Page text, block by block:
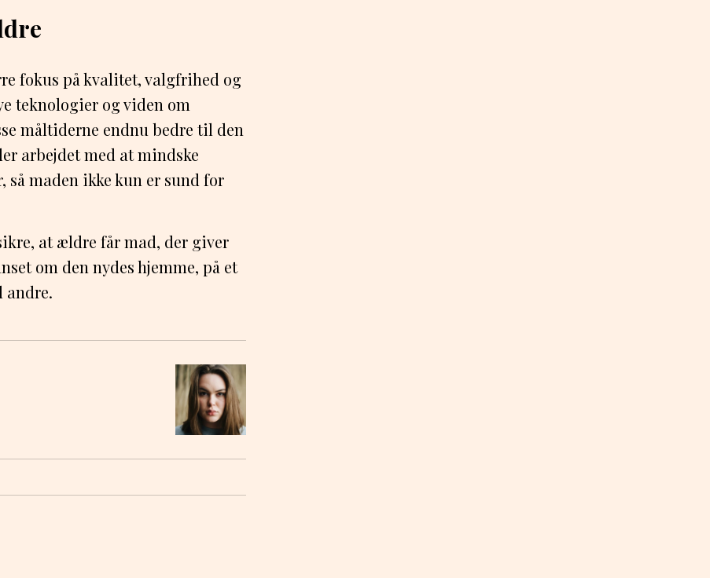
fokus på kvalitet, valgfrihed og
teknologier og viden om
måltiderne endnu bedre til den
arbejdet med at mindske
maden ikke kun er sund for
at ældre får mad, der giver
om den nydes hjemme, på et
andre.